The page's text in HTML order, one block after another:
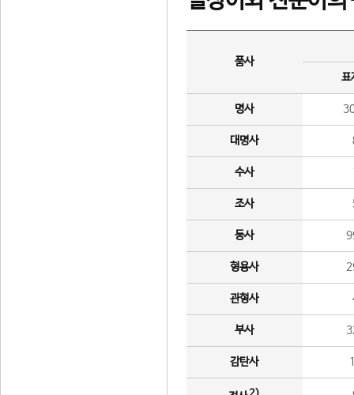
품사
표
명사
대명사
수사
조사
동사
형용사
관형사
부사
감탄사